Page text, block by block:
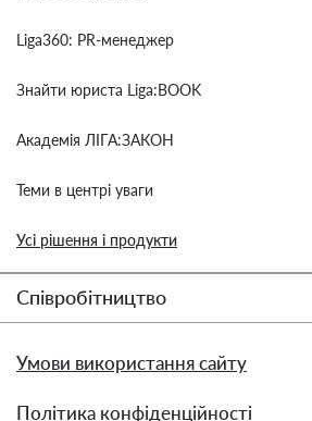
Liga360: PR-менеджер
Знайти юриста Liga:BOOK
Академія ЛІГА:ЗАКОН
Теми в центрі уваги
Усі рішення і продукти
Співробітництво
Умови використання сайту
Політика конфіденційності